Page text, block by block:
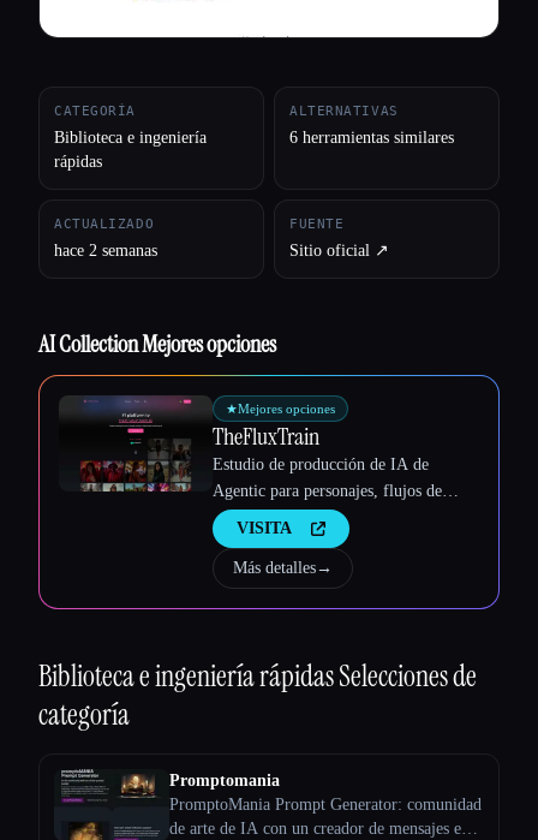
CATEGORÍA
Biblioteca e ingeniería
rápidas
ALTERNATIVAS
6 herramientas similares
ACTUALIZADO
hace 2 semanas
FUENTE
Sitio oficial ↗︎
AI Collection Mejores opciones
★Mejores opciones
TheFluxTrain
Estudio de producción de IA de
Agentic para personajes, flujos de
trabajo y vídeos coherentes
VISITA
Más detalles→
Biblioteca e ingeniería rápidasSelecciones de
categoría
Promptomania
PromptoMania Prompt Generator: comunidad
de arte de IA con un creador de mensajes en